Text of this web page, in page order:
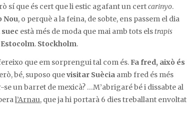
sí que és cert que li estic agafant un certcarinyo.
Nou, o perquè a la feina, de sobte, ens passem el dia
està més de moda que mai amb tots elstrapis
Estocolm. Stockholm.
que em sorprengui tal com és. Fa fred, això és
bé, suposo quevisitar Suècia amb fred és més
un barret de mexicà? …M’abrigaré bé i dissabte al
l’Arnau, que ja hi portarà 6 dies treballant envoltat